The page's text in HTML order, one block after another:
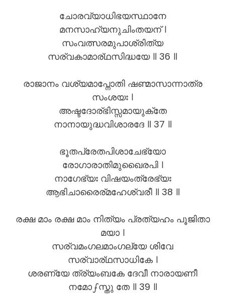
ചോരവ്യാധിഭയസ്ഥാനേ
മനസാഹ്യനുചിംതയന് ।
സംവത്സരമുപാശ്രിത്യ
സര്വകാമാര്ഥസിദ്ധയേ ॥ 36 ॥
രാജാനം വശ്യമാപ്നോതി ഷണ്മാസാന്നാത്ര
സംശയഃ ।
അഷ്ടദോര്ഭിസ്സമായുക്തേ
നാനായുദ്ധവിശാരദേ ॥ 37 ॥
ഭൂതപ്രേതപിശാചേഭ്യോ
രോഗാരാതിമുഖൈരപി ।
നാഗേഭ്യഃ വിഷയംത്രേഭ്യഃ
ആഭിചാരൈര്മഹേശ്വരീ ॥ 38 ॥
രക്ഷ മാം രക്ഷ മാം നിത്യം പ്രത്യഹം പൂജിതാ
മയാ ।
സര്വമംഗലമാംഗല്യേ ശിവേ
സര്വാര്ഥസാധികേ ।
ശരണ്യേ ത്ര്യംബകേ ദേവീ നാരായണീ
നമോഽസ്തു തേ ॥ 39 ॥